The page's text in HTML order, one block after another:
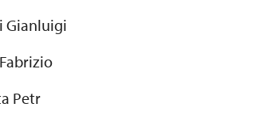
Gianluigi
Petr